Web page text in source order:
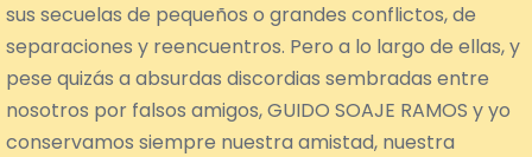
sus secuelas de pequeños o grandes conflictos, de
separaciones y reencuentros. Pero a lo largo de ellas, y
pese quizás a absurdas discordias sembradas entre
nosotros por falsos amigos, GUIDO SOAJE RAMOS y yo
conservamos siempre nuestra amistad, nuestra